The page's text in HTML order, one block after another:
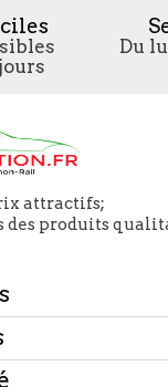
Du
attractifs;
des produits